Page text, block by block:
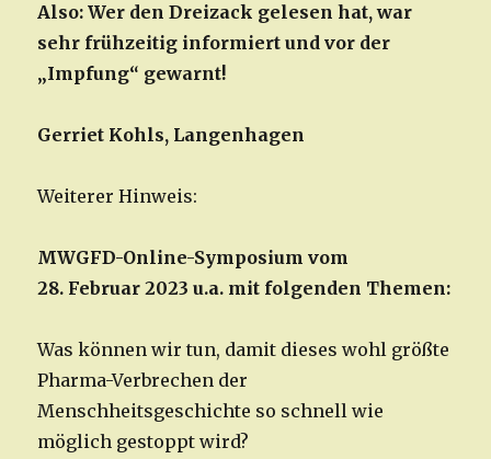
Also: Wer den Dreizack gelesen hat, war
sehr frühzeitig informiert und vor der
„Impfung“ gewarnt!
Gerriet Kohls, Langenhagen
Weiterer Hinweis:
MWGFD-Online-Symposium vom
28. Februar 2023 u.a. mit folgenden Themen:
Was können wir tun, damit dieses wohl größte
Pharma-Verbrechen der
Menschheitsgeschichte so schnell wie
möglich gestoppt wird?